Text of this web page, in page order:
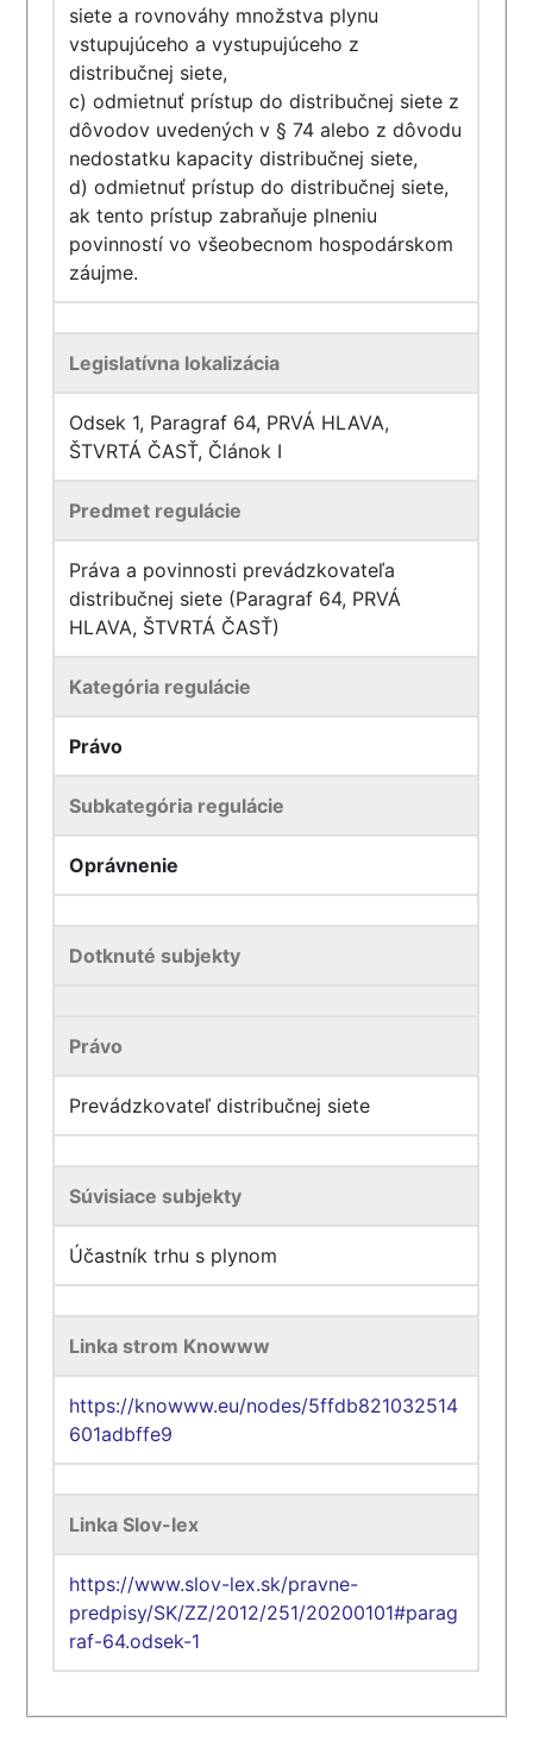
siete a rovnováhy množstva plynu
vstupujúceho a vystupujúceho z
distribučnej siete,
c) odmietnuť prístup do distribučnej siete z
dôvodov uvedených v § 74 alebo z dôvodu
nedostatku kapacity distribučnej siete,
d) odmietnuť prístup do distribučnej siete,
ak tento prístup zabraňuje plneniu
povinností vo všeobecnom hospodárskom
záujme.
Legislatívna lokalizácia
Odsek 1, Paragraf 64, PRVÁ HLAVA,
ŠTVRTÁ ČASŤ, Článok I
Predmet regulácie
Práva a povinnosti prevádzkovateľa
distribučnej siete (Paragraf 64, PRVÁ
HLAVA, ŠTVRTÁ ČASŤ)
Kategória regulácie
Právo
Subkategória regulácie
Oprávnenie
Dotknuté subjekty
Právo
Prevádzkovateľ distribučnej siete
Súvisiace subjekty
Účastník trhu s plynom
Linka strom Knowww
https://knowww.eu/nodes/5ffdb821032514
601adbffe9
Linka Slov-lex
https://www.slov-lex.sk/pravne-
predpisy/SK/ZZ/2012/251/20200101#parag
raf-64.odsek-1